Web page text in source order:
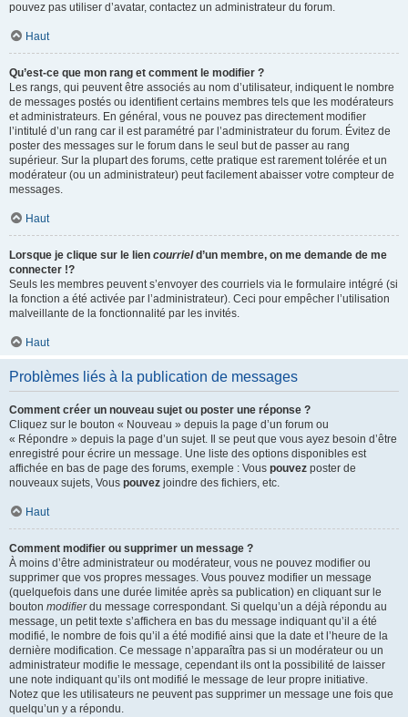
pouvez pas utiliser d’avatar, contactez un administrateur du forum.
Haut
Qu’est-ce que mon rang et comment le modifier ?
Les rangs, qui peuvent être associés au nom d’utilisateur, indiquent le nombre
de messages postés ou identifient certains membres tels que les modérateurs
et administrateurs. En général, vous ne pouvez pas directement modifier
l’intitulé d’un rang car il est paramétré par l’administrateur du forum. Évitez de
poster des messages sur le forum dans le seul but de passer au rang
supérieur. Sur la plupart des forums, cette pratique est rarement tolérée et un
modérateur (ou un administrateur) peut facilement abaisser votre compteur de
messages.
Haut
Lorsque je clique sur le lien courrield’un membre, on me demande de me
connecter !?
Seuls les membres peuvent s’envoyer des courriels via le formulaire intégré (si
la fonction a été activée par l’administrateur). Ceci pour empêcher l’utilisation
malveillante de la fonctionnalité par les invités.
Haut
Problèmes liés à la publication de messages
Comment créer un nouveau sujet ou poster une réponse ?
Cliquez sur le bouton « Nouveau » depuis la page d’un forum ou
« Répondre » depuis la page d’un sujet. Il se peut que vous ayez besoin d’être
enregistré pour écrire un message. Une liste des options disponibles est
affichée en bas de page des forums, exemple : Vous pouvez poster de
nouveaux sujets, Vous pouvez joindre des fichiers, etc.
Haut
Comment modifier ou supprimer un message ?
À moins d’être administrateur ou modérateur, vous ne pouvez modifier ou
supprimer que vos propres messages. Vous pouvez modifier un message
(quelquefois dans une durée limitée après sa publication) en cliquant sur le
bouton modifierdu message correspondant. Si quelqu’un a déjà répondu au
message, un petit texte s’affichera en bas du message indiquant qu’il a été
modifié, le nombre de fois qu’il a été modifié ainsi que la date et l’heure de la
dernière modification. Ce message n’apparaîtra pas si un modérateur ou un
administrateur modifie le message, cependant ils ont la possibilité de laisser
une note indiquant qu’ils ont modifié le message de leur propre initiative.
Notez que les utilisateurs ne peuvent pas supprimer un message une fois que
quelqu’un y a répondu.